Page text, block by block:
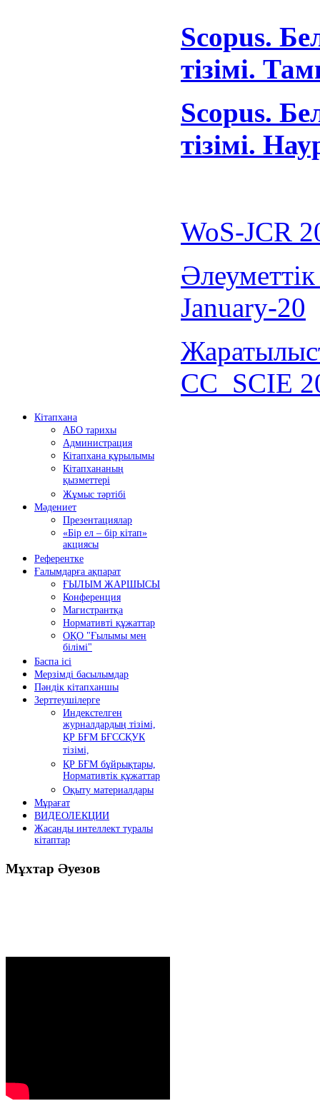
Scopus.
тізімі.
Scopus.
тізімі.
WoS-JCR
January-20
CC_SCIE
Кітапхана
АБО тарихы
Администрация
Кітапхана құрылымы
Кітапхананың
қызметтері
Жұмыс тәртібі
Мәдениет
Презентациялар
«Бір ел – бір кітап»
акциясы
Референтке
Ғалымдарға ақпарат
ҒЫЛЫМ ЖАРШЫСЫ
Конференция
Магистрантқа
Нормативті құжаттар
ОҚО "Ғылымы мен
білімі"
Баспа ісі
Мерзімді басылымдар
Пәндік кітапханшы
Зерттеушілерге
Индекстелген
журналдардың тізімі,
ҚР БҒМ БҒССҚУК
тізімі,
ҚР БҒМ бұйрықтары,
Нормативтік құжаттар
Оқыту материалдары
Мұрағат
ВИДЕОЛЕКЦИИ
Жасанды интеллект туралы
кітаптар
Мұхтар Әуезов